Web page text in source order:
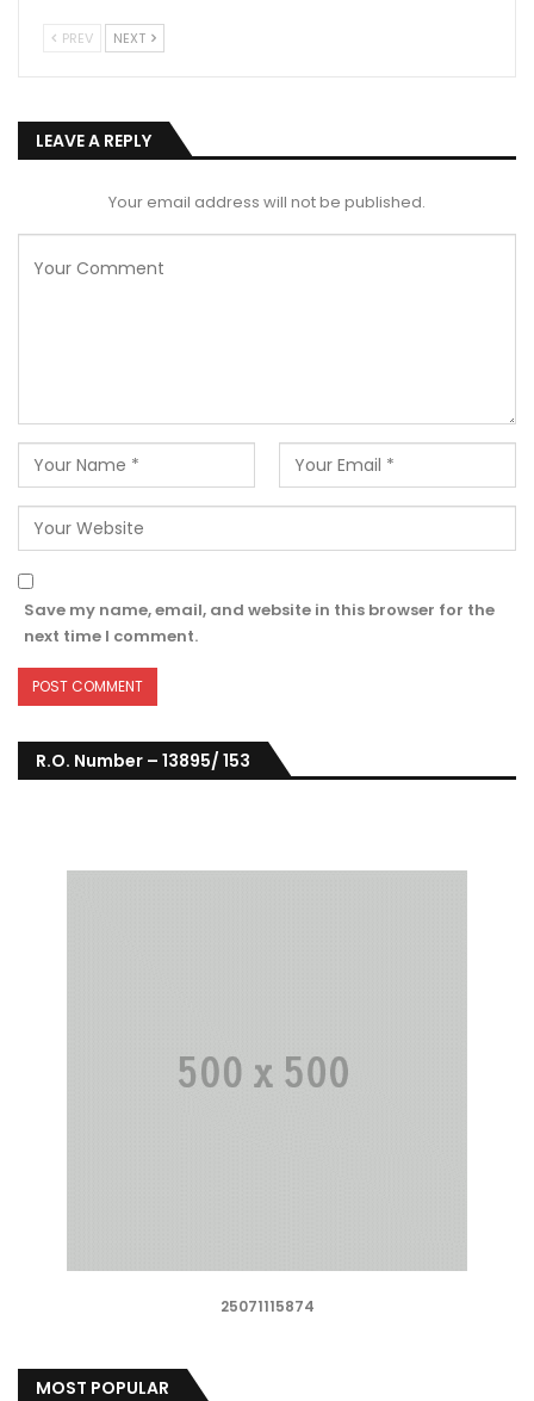
PREV NEXT
LEAVE A REPLY
Your email address will not be published.
Save my name, email, and website in this browser for the
next time I comment.
R.O. Number – 13895/ 153
25071115874
MOST POPULAR